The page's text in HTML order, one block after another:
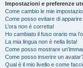
Impostazioni e preferenze
Come cambio le mie
Come posso evitare di
L’ora non è corretta!
Ho cambiato il fuso orario ma
La mia lingua non è nella lista!
Come posso mostrare
Come posso inserire un
Qual è il mio livello e come